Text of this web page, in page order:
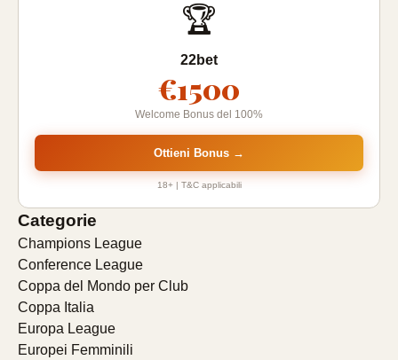
🏆
22bet
€1500
Welcome Bonus del 100%
Ottieni Bonus →
18+ | T&C applicabili
Categorie
Champions League
Conference League
Coppa del Mondo per Club
Coppa Italia
Europa League
Europei Femminili